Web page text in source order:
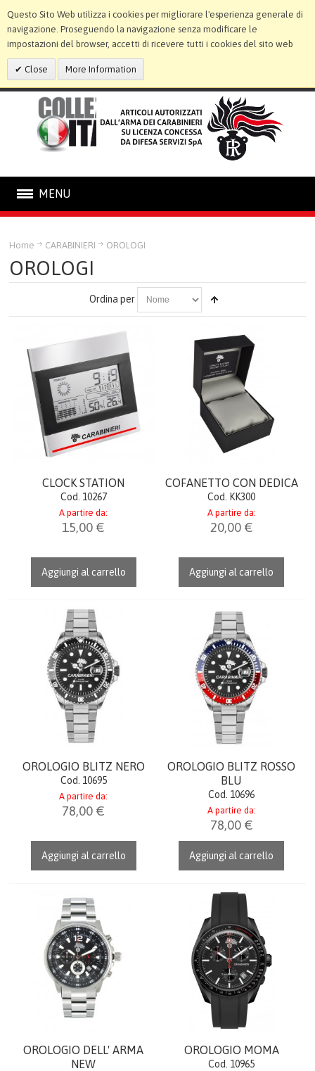
Questo Sito Web utilizza i cookies per migliorare l'esperienza generale di
navigazione. Proseguendo la navigazione senza modificare le
impostazioni del browser, accetti di ricevere tutti i cookies del sito web
Close More Information
MENU
STATUE E CORNICI
OROLOGI DA TAVOLO
OROLOGI DA POLSO
AGENDE & CALENDARI
LINEA DONNA
PORTACHIAVI GADGET
UFFICIO & LAVORO
CREST & QUADRI
CERIMONIA
FERMACARTE
GALLERIA
CATALOGO
DIVENTA RIVENDITORE
Home CARABINIERI OROLOGI
OROLOGI
Ordina per
CLOCK STATION
Cod. 10267
A partire da:
15,00 €
Aggiungi al carrello
COFANETTO CON DEDICA
Cod. KK300
A partire da:
20,00 €
Aggiungi al carrello
OROLOGIO BLITZ NERO
Cod. 10695
A partire da:
78,00 €
Aggiungi al carrello
OROLOGIO BLITZ ROSSO
BLU
Cod. 10696
A partire da:
78,00 €
Aggiungi al carrello
OROLOGIO DELL' ARMA
NEW
OROLOGIO MOMA
Cod. 10965